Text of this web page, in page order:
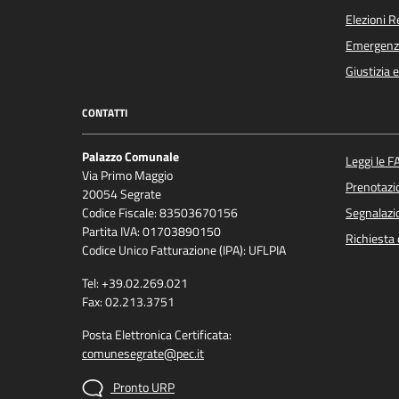
Elezioni
Giustizia
CONTATTI
Palazzo Comunale
Via Primo Maggio
20054 Segrate
Codice Fiscale: 83503670156
Partita IVA: 01703890150
Codice Unico Fatturazione (IPA): UFLPIA
Tel: +39.02.269.021
Fax: 02.213.3751
Posta Elettronica Certificata:
comunesegrate@pec.it
Pronto URP
Leggi le